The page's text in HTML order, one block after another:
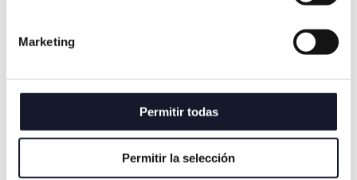
Marketing
Permitir todas
Permitir la selección
CORPORATIVO
«Protocolo BOPT: Sobre diente e implante»